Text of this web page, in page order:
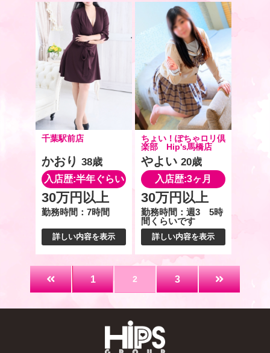
千葉駅前店
かおり 38歳
入店歴:半年ぐらい
30万円以上
勤務時間：7時間
詳しい内容を表示
ちょい！ぽちゃロリ倶
楽部 Hip's馬橋店
やよい 20歳
入店歴:3ヶ月
30万円以上
勤務時間：週3 5時
間くらいです
詳しい内容を表示
1 2 3